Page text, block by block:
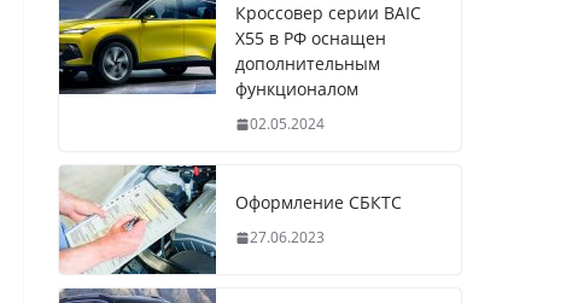
Кроссовер серии BAIC
X55 в РФ оснащен
дополнительным
функционалом
02.05.2024
Оформление СБКТС
27.06.2023